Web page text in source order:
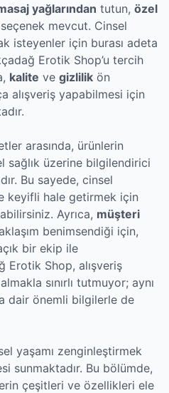
yağlarından tutun, özel
mevcut. Cinsel
isteyenler için burası adeta
Erotik Shop’u tercih
kalite ve gizlilik ön
alışveriş yapabilmesi için
arasında, ürünlerin
sağlık üzerine bilgilendirici
Bu sayede, cinsel
keyifli hale getirmek için
Ayrıca, müşteri
benimsendiği için,
bir ekip ile
Erotik Shop, alışveriş
sınırlı tutmuyor; aynı
dair önemli bilgilerle de
yaşamı zenginleştirmek
sunmaktadır. Bu bölümde,
çeşitleri ve özellikleri ele